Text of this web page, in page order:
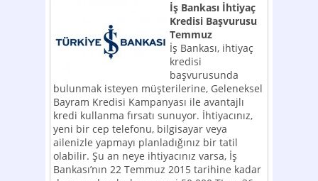
İş Bankası İhtiyaç
Kredisi Başvurusu
Temmuz
İş Bankası, ihtiyaç
kredisi
başvurusunda
bulunmak isteyen müşterilerine, Geleneksel
Bayram Kredisi Kampanyası ile avantajlı
kredi kullanma fırsatı sunuyor. İhtiyacınız,
yeni bir cep telefonu, bilgisayar veya
ailenizle yapmayı planladığınız bir tatil
olabilir. Şu an neye ihtiyacınız varsa, İş
Bankası’nın 22 Temmuz 2015 tarihine kadar